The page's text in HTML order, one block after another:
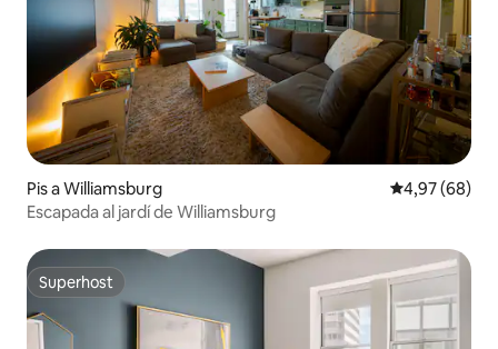
Pis a Williamsburg 4,97 de
4,97 (68)
Escapada al jardí de Williamsburg
Superhost
Superhost